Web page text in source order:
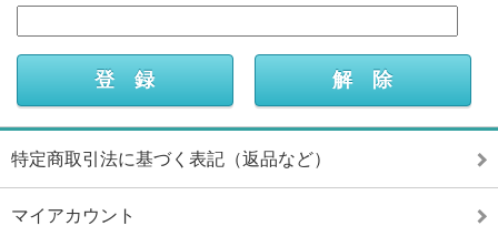
特定商取引法に基づく表記（返品など）
マイアカウント